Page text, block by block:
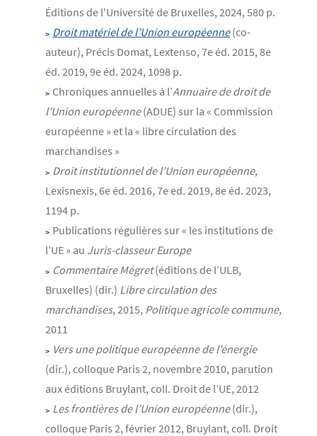
Éditions de l'Université de Bruxelles, 2024, 580 p.
Droit matériel de l’Union européenne(co-
auteur), Précis Domat, Lextenso, 7e éd. 2015, 8e
éd. 2019, 9e éd. 2024, 1098 p.
Chroniques annuelles à l’Annuaire de droit de
l’Union européenne(ADUE) sur la « Commission
européenne » et la « libre circulation des
marchandises »
Droit institutionnel de l’Union européenne,
Lexisnexis, 6e éd. 2016, 7e ed. 2019, 8e éd. 2023,
1194 p.
Publications régulières sur « les institutions de
l’UE » au Juris-classeur Europe
Commentaire Mégret(éditions de l’ULB,
Bruxelles) (dir.) Libre circulation des
marchandises, 2015, Politique agricole commune,
2011
Vers une politique européenne de l’énergie
(dir.), colloque Paris 2, novembre 2010, parution
aux éditions Bruylant, coll. Droit de l’UE, 2012
Les frontières de l’Union européenne(dir.),
colloque Paris 2, février 2012, Bruylant, coll. Droit